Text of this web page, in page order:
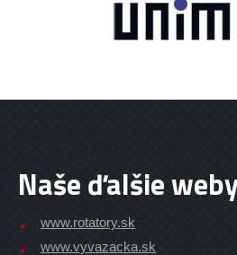
Naše ďalšie
www.rotatory.sk
www.vyvazacka.sk